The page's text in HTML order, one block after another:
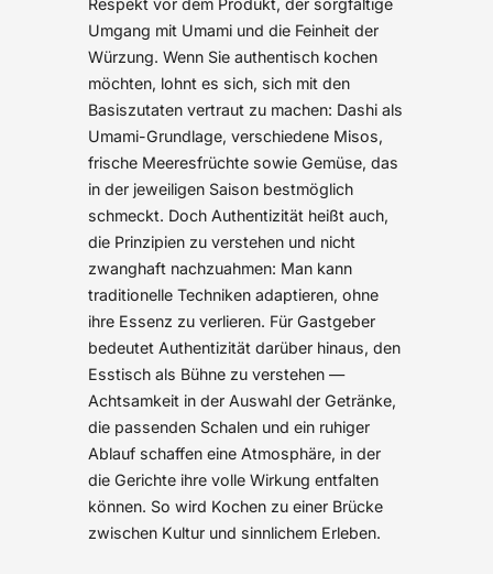
Umgang mit Umami und die Feinheit der
Würzung. Wenn Sie authentisch kochen
möchten, lohnt es sich, sich mit den
Basiszutaten vertraut zu machen: Dashi als
Umami-Grundlage, verschiedene Misos,
frische Meeresfrüchte sowie Gemüse, das
in der jeweiligen Saison bestmöglich
schmeckt. Doch Authentizität heißt auch,
die Prinzipien zu verstehen und nicht
zwanghaft nachzuahmen: Man kann
traditionelle Techniken adaptieren, ohne
ihre Essenz zu verlieren. Für Gastgeber
bedeutet Authentizität darüber hinaus, den
Esstisch als Bühne zu verstehen —
Achtsamkeit in der Auswahl der Getränke,
die passenden Schalen und ein ruhiger
Ablauf schaffen eine Atmosphäre, in der
die Gerichte ihre volle Wirkung entfalten
können. So wird Kochen zu einer Brücke
zwischen Kultur und sinnlichem Erleben.